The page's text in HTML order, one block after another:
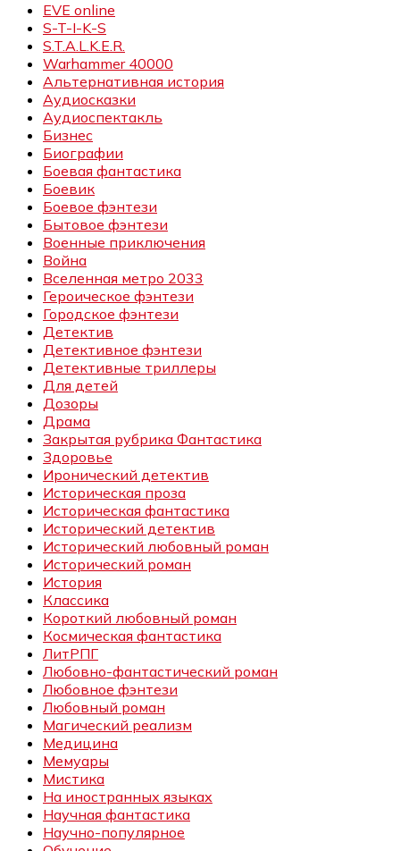
EVE online
S-T-I-K-S
S.T.A.L.K.E.R.
Warhammer 40000
Альтернативная история
Аудиосказки
Аудиоспектакль
Бизнес
Биографии
Боевая фантастика
Боевик
Боевое фэнтези
Бытовое фэнтези
Военные приключения
Война
Вселенная метро 2033
Героическое фэнтези
Городское фэнтези
Детектив
Детективное фэнтези
Детективные триллеры
Для детей
Дозоры
Драма
Закрытая рубрика Фантастика
Здоровье
Иронический детектив
Историческая проза
Историческая фантастика
Исторический детектив
Исторический любовный роман
Исторический роман
История
Классика
Короткий любовный роман
Космическая фантастика
ЛитРПГ
Любовно-фантастический роман
Любовное фэнтези
Любовный роман
Магический реализм
Медицина
Мемуары
Мистика
На иностранных языках
Научная фантастика
Научно-популярное